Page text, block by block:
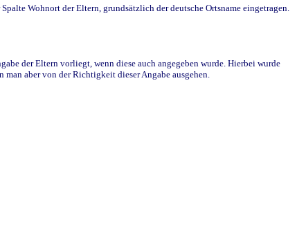
Wohnort der Eltern, grundsätzlich der deutsche Ortsname eingetragen.
der Eltern vorliegt, wenn diese auch angegeben wurde. Hierbei wurde
aber von der Richtigkeit dieser Angabe ausgehen.